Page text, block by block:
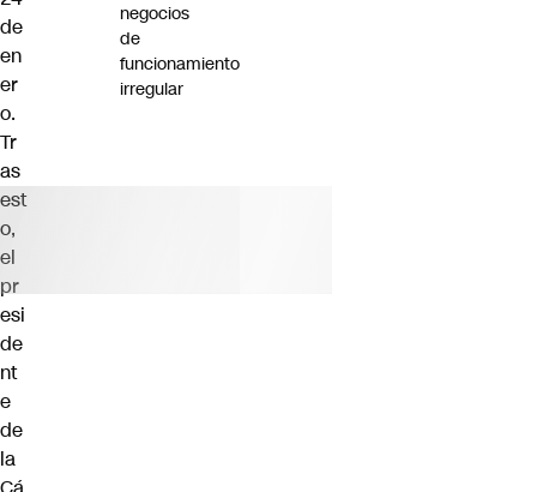
de
en
er
o.
Tr
as
est
o,
el
pr
esi
de
nt
e
de
la
negocios
de
funcionamiento
irregular